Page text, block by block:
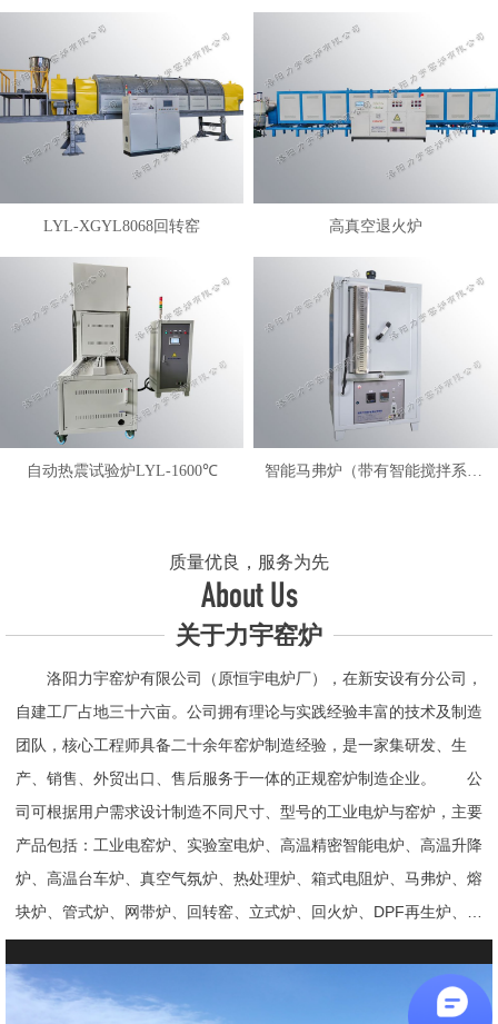
LYL-XGYL8068回转窑 高真空退火炉
自动热震试验炉LYL-1600℃ 智能马弗炉（带有智能搅拌系统）LYL-FANM
质量优良，服务为先
About Us
关于力宇窑炉
洛阳力宇窑炉有限公司（原恒宇电炉厂），在新安设有分公司，
自建工厂占地三十六亩。公司拥有理论与实践经验丰富的技术及制造
团队，核心工程师具备二十余年窑炉制造经验，是一家集研发、生
产、销售、外贸出口、售后服务于一体的正规窑炉制造企业。 公
司可根据用户需求设计制造不同尺寸、型号的工业电炉与窑炉，主要
产品包括：工业电窑炉、实验室电炉、高温精密智能电炉、高温升降
炉、高温台车炉、真空气氛炉、热处理炉、箱式电阻炉、马弗炉、熔
块炉、管式炉、网带炉、回转窑、立式炉、回火炉、DPF再生炉、试
验电炉、钟罩炉、退火炉、烧结炉、热震炉、高真空炉、重烧炉、牙
科烤瓷炉、真空CVD管式炉、高温节能电炉、气氛炉、井式电炉、
熔炼炉、推板窑炉、辊道窑炉、烘箱、真空干燥箱、工业烘箱、发热